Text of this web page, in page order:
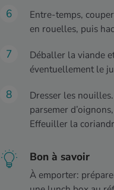
Entre-temps,
en rouelles, puis
Déballer la viande
éventuellement le
Dresser les
parsemer
Effeuiller la
Bon à savoir
À emporter: